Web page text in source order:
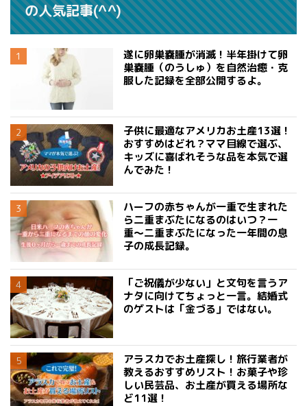
の人気記事(^^)
遂に卵巣嚢腫が消滅！半年掛けて卵
巣嚢腫（のうしゅ）を自然治癒・克
服した記録を全部公開するよ。
子供に最適なアメリカお土産13選！
おすすめはどれ？ママ目線で選ぶ、
キッズに喜ばれそうな品を本気で選
んでみた！
ハーフの赤ちゃんが一重で生まれた
ら二重まぶたになるのはいつ？一
重〜二重まぶたになった一年間の息
子の成長記録。
「ご祝儀が少ない」と文句を言うア
ナタに向けてちょっと一言。結婚式
のゲストは「金づる」ではない。
アラスカでお土産探し！旅行業者が
教えるおすすめリスト！お菓子や珍
しい民芸品、お土産が買える場所な
ど11選！